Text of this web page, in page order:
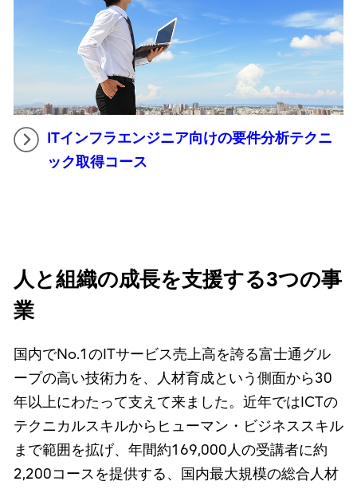
ITインフラエンジニア向けの要件分析テクニ
ック取得コース
人と組織の成長を支援する3つの事
業
国内でNo.1のITサービス売上高を誇る富士通グル
ープの高い技術力を、人材育成という側面から30
年以上にわたって支えて来ました。近年ではICTの
テクニカルスキルからヒューマン・ビジネススキル
まで範囲を拡げ、年間約169,000人の受講者に約
2,200コースを提供する、国内最大規模の総合人材